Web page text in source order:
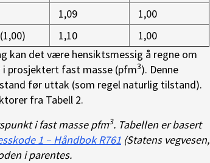
1,09
1,00
1,10
1,00
kan det være hensiktsmessig å regne om
i prosjektert fast masse (pfm3). Denne
før uttak (som regel naturlig tilstand).
fra Tabell 2.
i fast masse pfm3. Tabellen er basert
1 – Håndbok R761 (Statens vegvesen,
i parentes.